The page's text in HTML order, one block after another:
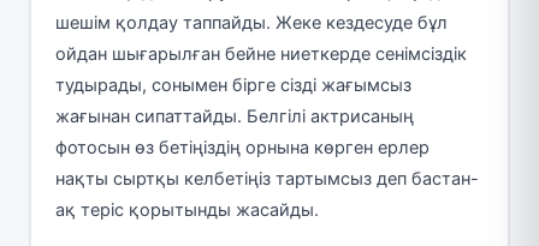
шешім қолдау таппайды. Жеке кездесуде бұл
ойдан шығарылған бейне ниеткерде сенімсіздік
тудырады, сонымен бірге сізді жағымсыз
жағынан сипаттайды. Белгілі актрисаның
фотосын өз бетіңіздің орнына көрген ерлер
нақты сыртқы келбетіңіз тартымсыз деп бастан-
ақ теріс қорытынды жасайды.